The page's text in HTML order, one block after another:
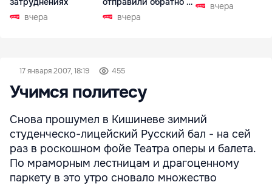
вчера
РФ вчера
вчера
17 января 2007, 18:19 455
Учимся политесу
Снова прошумел в Кишиневе зимний
студенческо-лицейский Русский бал - на сей
раз в роскошном фойе Театра оперы и балета.
По мраморным лестницам и драгоценному
паркету в это утро сновало множество